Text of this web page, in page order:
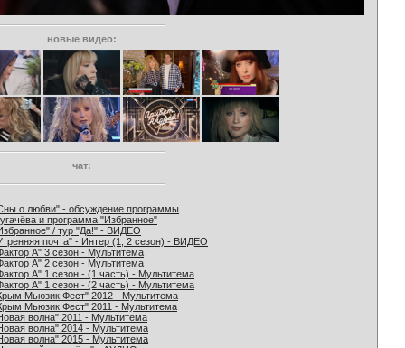
новые видео:
чат:
о любви" - обсуждение программы
и программа "Избранное"
/ тур "Да!" - ВИДЕО
почта" - Интер (1, 2 сезон) - ВИДЕО
А" 3 сезон - Мультитема
А" 2 сезон - Мультитема
А" 1 сезон - (1 часть) - Мультитема
А" 1 сезон - (2 часть) - Мультитема
Мьюзик Фест" 2012 - Мультитема
Мьюзик Фест" 2011 - Мультитема
волна" 2011 - Мультитема
волна" 2014 - Мультитема
волна" 2015 - Мультитема